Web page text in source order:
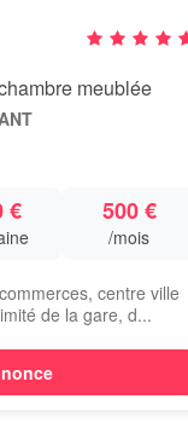
meublée
€ 500 €
/mois
centre ville
de la gare, d...